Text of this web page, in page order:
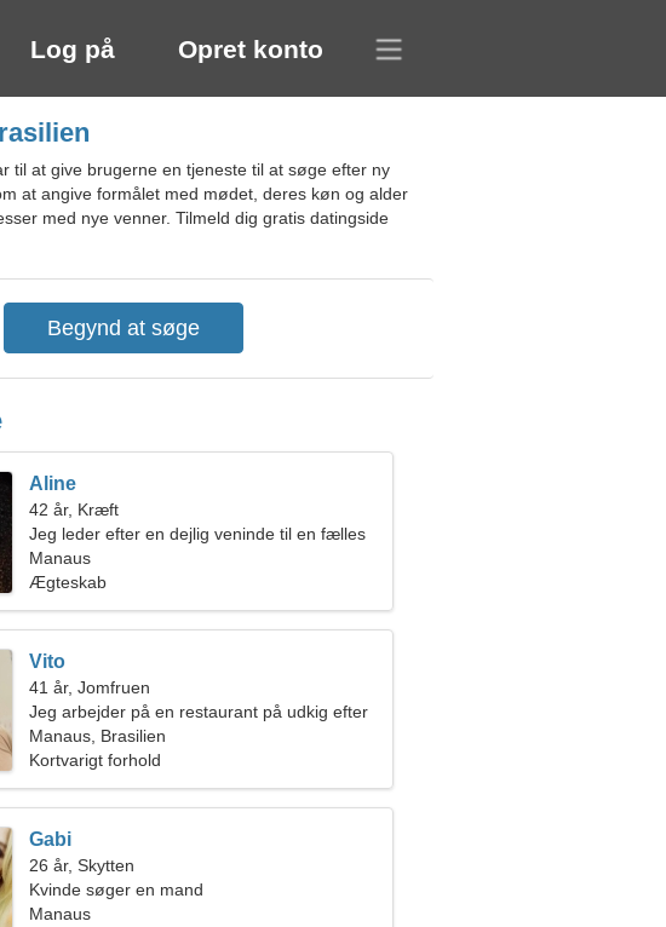
Log på Opret konto
til at give brugerne en tjeneste til at søge efter ny
at angive formålet med mødet, deres køn og alder
med nye venner. Tilmeld dig gratis datingside
Aline
42 år, Kræft
Jeg leder efter en dejlig veninde til en fælles
tur
Manaus
Ægteskab
Vito
41 år, Jomfruen
Jeg arbejder på en restaurant på udkig efter
en glad kvinde
Manaus, Brasilien
Kortvarigt forhold
Gabi
26 år, Skytten
Kvinde søger en mand
Manaus